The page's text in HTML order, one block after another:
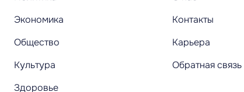
Экономика
Общество
Культура
Здоровье
Контакты
Карьера
Обратная связь